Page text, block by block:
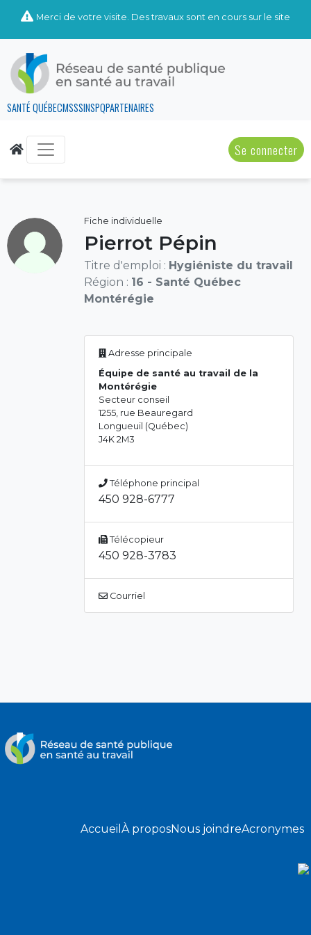
Merci de votre visite. Des travaux sont en cours sur le site
SANTÉ QUÉBECMSSSINSPQPARTENAIRES
Se connecter
Fiche individuelle
Pierrot Pépin
Titre d'emploi : Hygiéniste du travail
Région : 16 - Santé Québec
Montérégie
Adresse principale
Équipe de santé au travail de la
Montérégie
Secteur conseil
1255, rue Beauregard
Longueuil (Québec)
J4K 2M3
Téléphone principal
450 928-6777
Télécopieur
450 928-3783
Courriel
Accueil À proposNous joindreAcronymes